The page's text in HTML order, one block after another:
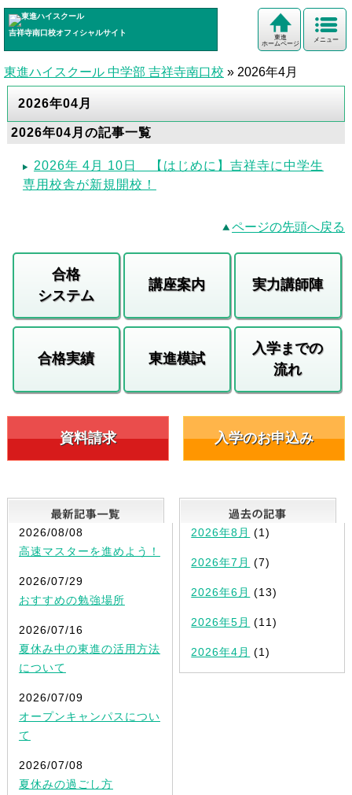
吉祥寺南口校オフィシャルサイト
メニュー
東進
ホームページ
東進ハイスクール 中学部 吉祥寺南口校 » 2026年4月
2026年04月
2026年04月の記事一覧
2026年 4月 10日 【はじめに】吉祥寺に中学生
専用校舎が新規開校！
ページの先頭へ戻る
合格
システム
講座案内 実力講師陣
合格実績 東進模試
入学までの
流れ
資料請求 入学のお申込み
最新記事一覧
2026/08/08
高速マスターを進めよう！
2026/07/29
おすすめの勉強場所
2026/07/16
夏休み中の東進の活用方法
について
2026/07/09
オープンキャンパスについ
て
2026/07/08
夏休みの過ごし方
2026年8月 (1)
2026年7月 (7)
2026年6月 (13)
2026年5月 (11)
2026年4月 (1)